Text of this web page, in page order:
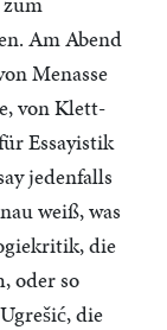
Am Abend
Menasse
von Klett-
Essayistik
jedenfalls
weiß, was
die
oder so
die